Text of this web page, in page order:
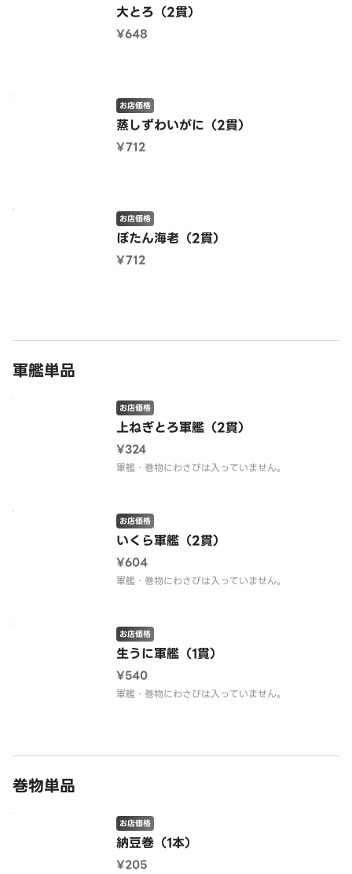
大とろ（2貫）
¥648
蒸しずわいがに（2貫）
お店価格
¥712
ぼたん海老（2貫）
お店価格
¥712
軍艦単品
上ねぎとろ軍艦（2貫）
お店価格
¥324
軍艦・巻物にわさびは入っていません。
いくら軍艦（2貫）
お店価格
¥604
軍艦・巻物にわさびは入っていません。
生うに軍艦（1貫）
お店価格
¥540
軍艦・巻物にわさびは入っていません。
巻物単品
納豆巻（1本）
お店価格
¥205